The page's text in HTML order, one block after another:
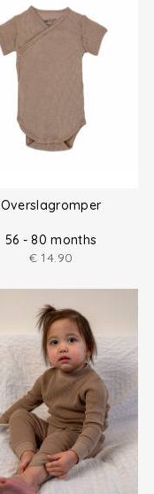
Overslagromper
56 - 80 months
€ 14.90